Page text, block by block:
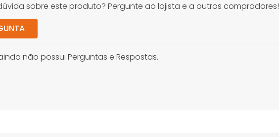
sobre este produto? Pergunte ao lojista e a outros compradores!
não possui Perguntas e Respostas.